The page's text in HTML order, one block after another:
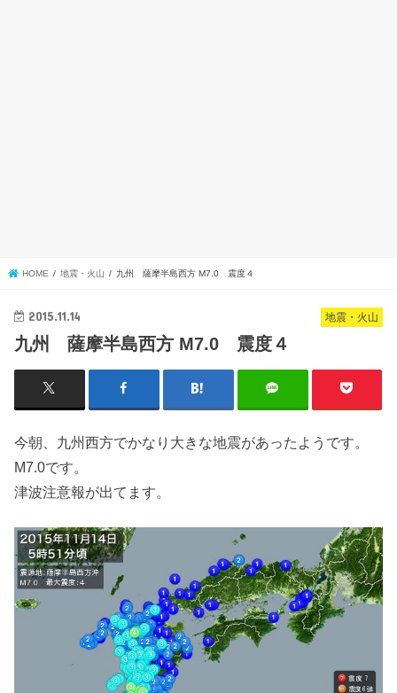
HOME 地震・火山 九州 薩摩半島西方 M7.0 震度４
地震・火山
2015.11.14
九州 薩摩半島西方 M7.0 震度４
今朝、九州西方でかなり大きな地震があったようです。
M7.0です。
津波注意報が出てます。